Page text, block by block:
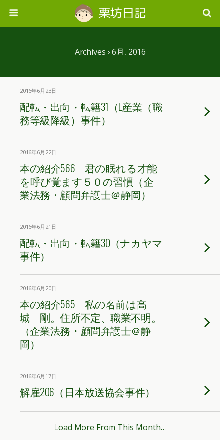
Archives › 6月, 2016
2016年6月23日
配転・出向・転籍31（L産業（職
務等級降級）事件）
2016年6月22日
本の紹介566 君の眠れる才能
を呼び覚ます５０の習慣（企
業法務・顧問弁護士＠静岡）
2016年6月21日
配転・出向・転籍30（ナカヤマ
事件）
2016年6月20日
本の紹介565 私の名前は高
城 剛。住所不定、職業不明。
（企業法務・顧問弁護士＠静
岡）
2016年6月17日
解雇206（日本放送協会事件）
Load More From This Month…